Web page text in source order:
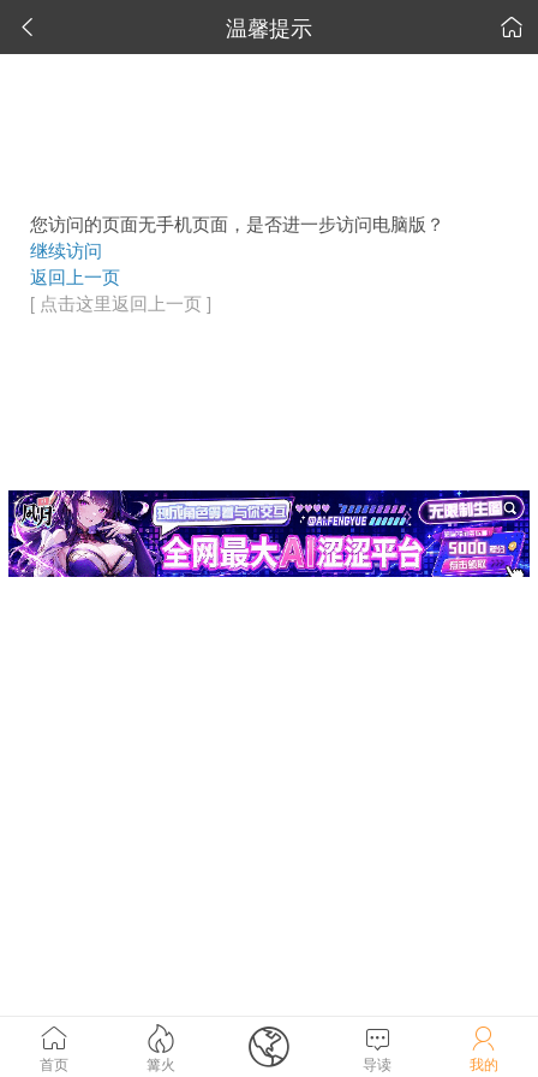
 温馨提示 
您访问的页面无手机页面，是否进一步访问电脑版？
继续访问
返回上一页
[ 点击这里返回上一页 ]

首页

篝火  
导读

我的